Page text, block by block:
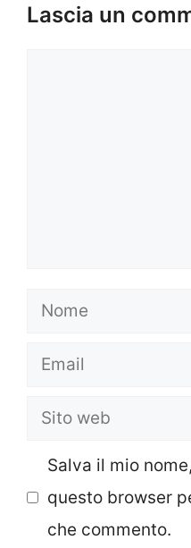
Lascia un
Nome
Email
Sito
Salva il mio
questo browser
che commento.